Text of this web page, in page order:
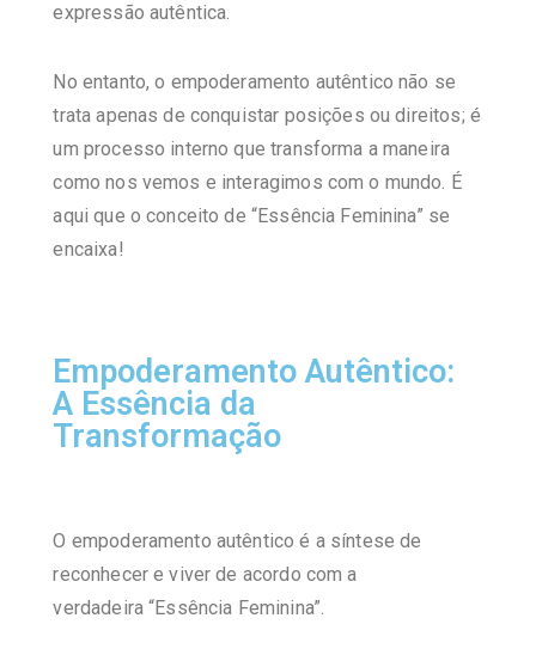
expressão autêntica.
No entanto, o empoderamento autêntico não se
trata apenas de conquistar posições ou direitos; é
um processo interno que transforma a maneira
como nos vemos e interagimos com o mundo. É
aqui que o conceito de “Essência Feminina” se
encaixa!
Empoderamento Autêntico:
A Essência da
Transformação
O empoderamento autêntico é a síntese de
reconhecer e viver de acordo com a
verdadeira“Essência Feminina”.